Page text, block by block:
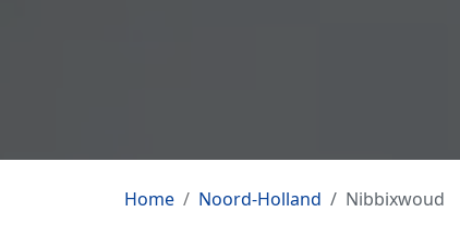
Home Noord-Holland Nibbixwoud